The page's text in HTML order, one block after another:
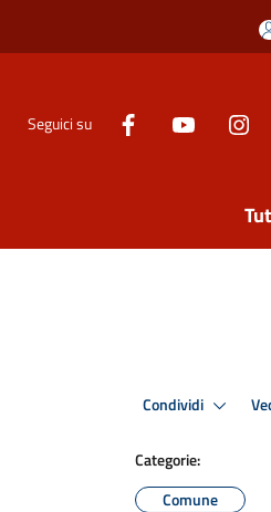
Seguici su
Condividi
Categorie:
Comune